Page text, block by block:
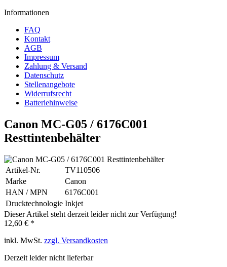
Informationen
FAQ
Kontakt
AGB
Impressum
Zahlung & Versand
Datenschutz
Stellenangebote
Widerrufsrecht
Batteriehinweise
Canon MC-G05 / 6176C001
Resttintenbehälter
Artikel-Nr.
TV110506
Marke
Canon
HAN / MPN
6176C001
Drucktechnologie Inkjet
Dieser Artikel steht derzeit leider nicht zur Verfügung!
12,60 € *
inkl. MwSt. zzgl. Versandkosten
Derzeit leider nicht lieferbar